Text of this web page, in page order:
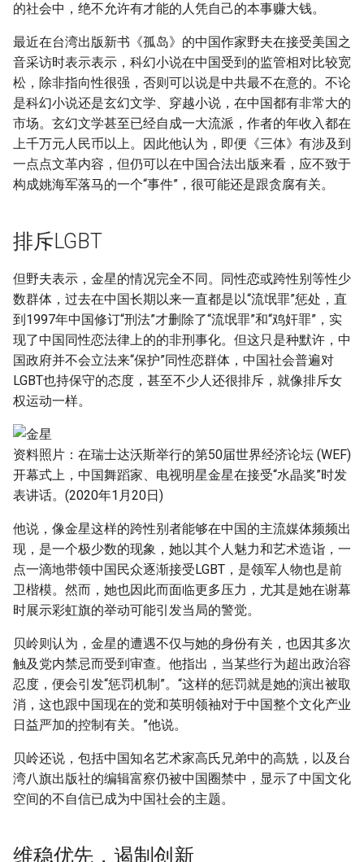
的社会中，绝不允许有才能的人凭自己的本事赚大钱。
最近在台湾出版新书《孤岛》的中国作家野夫在接受美国之
音采访时表示表示，科幻小说在中国受到的监管相对比较宽
松，除非指向性很强，否则可以说是中共最不在意的。不论
是科幻小说还是玄幻文学、穿越小说，在中国都有非常大的
市场。玄幻文学甚至已经自成一大流派，作者的年收入都在
上千万元人民币以上。因此他认为，即便《三体》有涉及到
一点点文革内容，但仍可以在中国合法出版来看，应不致于
构成姚海军落马的一个“事件”，很可能还是跟贪腐有关。
排斥LGBT
但野夫表示，金星的情况完全不同。同性恋或跨性别等性少
数群体，过去在中国长期以来一直都是以“流氓罪”惩处，直
到1997年中国修订“刑法”才删除了“流氓罪”和“鸡奸罪”，实
现了中国同性恋法律上的的非刑事化。但这只是种默许，中
国政府并不会立法来“保护”同性恋群体，中国社会普遍对
LGBT也持保守的态度，甚至不少人还很排斥，就像排斥女
权运动一样。
资料照片：在瑞士达沃斯举行的第50届世界经济论坛 (WEF)
开幕式上，中国舞蹈家、电视明星金星在接受“水晶奖”时发
表讲话。(2020年1月20日)
他说，像金星这样的跨性别者能够在中国的主流媒体频频出
现，是一个极少数的现象，她以其个人魅力和艺术造诣，一
点一滴地带领中国民众逐渐接受LGBT，是领军人物也是前
卫楷模。然而，她也因此而面临更多压力，尤其是她在谢幕
时展示彩虹旗的举动可能引发当局的警觉。
贝岭则认为，金星的遭遇不仅与她的身份有关，也因其多次
触及党内禁忌而受到审查。他指出，当某些行为超出政治容
忍度，便会引发“惩罚机制”。“这样的惩罚就是她的演出被取
消，这也跟中国现在的党和英明领袖对于中国整个文化产业
日益严加的控制有关。”他说。
贝岭还说，包括中国知名艺术家高氏兄弟中的高兟，以及台
湾八旗出版社的编辑富察仍被中国圈禁中，显示了中国文化
空间的不自信已成为中国社会的主题。
维稳优先，遏制创新